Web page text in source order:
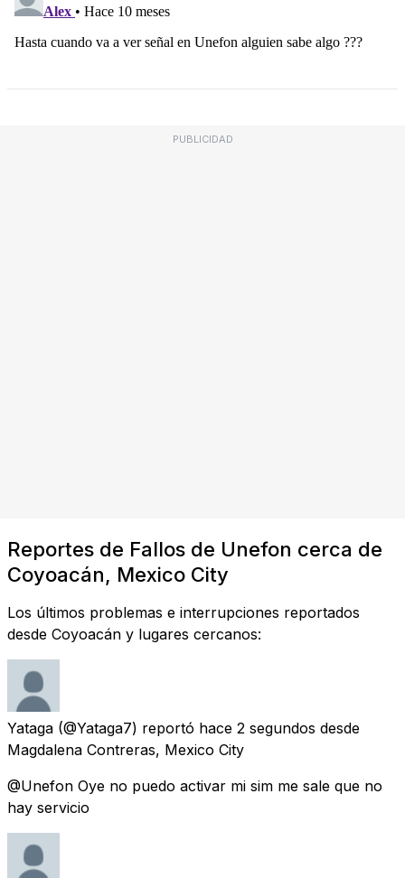
PUBLICIDAD
Reportes de Fallos de Unefon cerca de
Coyoacán, Mexico City
Los últimos problemas e interrupciones reportados
desde Coyoacán y lugares cercanos:
Yataga (@Yataga7) reportó hace 2 segundos desde
Magdalena Contreras, Mexico City
@Unefon Oye no puedo activar mi sim me sale que no
hay servicio